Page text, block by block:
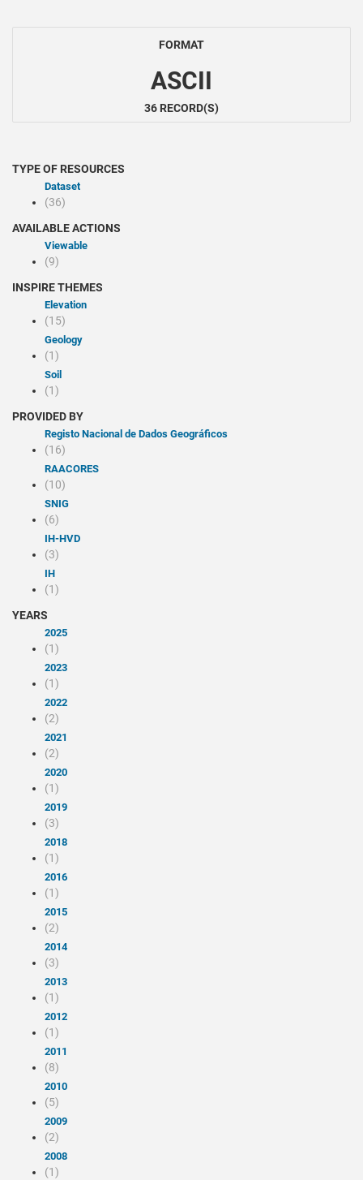
FORMAT
ASCII
36 RECORD(S)
TYPE OF RESOURCES
Dataset
(36)
AVAILABLE ACTIONS
Viewable
(9)
INSPIRE THEMES
Elevation
(15)
Geology
(1)
Soil
(1)
PROVIDED BY
Registo Nacional de Dados Geográficos
(16)
RAACORES
(10)
SNIG
(6)
IH-HVD
(3)
IH
(1)
YEARS
2025
(1)
2023
(1)
2022
(2)
2021
(2)
2020
(1)
2019
(3)
2018
(1)
2016
(1)
2015
(2)
2014
(3)
2013
(1)
2012
(1)
2011
(8)
2010
(5)
2009
(2)
2008
(1)